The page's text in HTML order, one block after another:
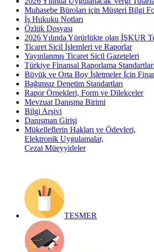
Muhasebe Büroları için Müşteri Bilgi
İş Hukuku Notları
Özlük Dosyası
2026 Yılında Yürürlükte olan İŞKUR
Ticaret Sicil İşlemleri ve Raporlar
Yayınlanmış Ticaret Sicil Gazeteleri
Türkiye Finansal Raporlama Standartları
Büyük ve Orta Boy İşletmeler İçin
Bağımsız Denetim Standartları
Rapor Örnekleri, Form ve Dilekçeler
Mevzuat Danışma Birimi
Bilgi Arşivi
Danışman Girişi
Mükelleflerin Hakları ve Ödevleri,
Elektronik Uygulamalar,
Cezai Müeyyideler
TESMER